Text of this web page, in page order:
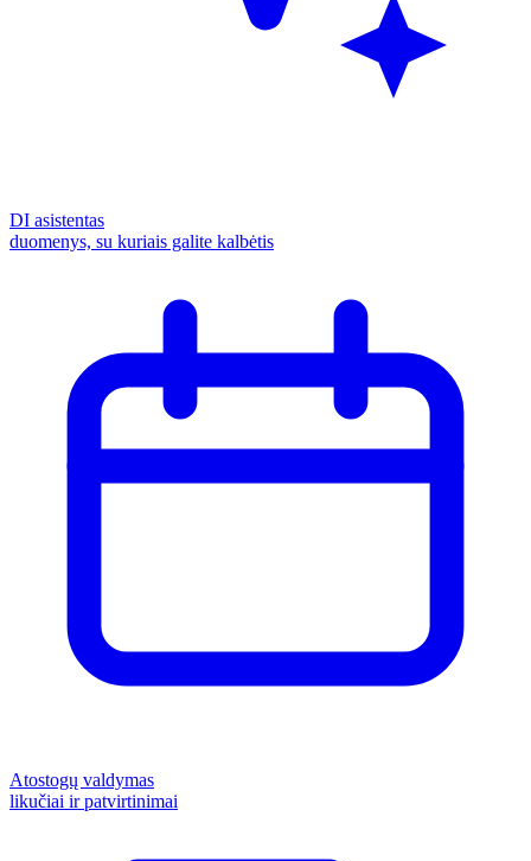
DI asistentas
duomenys, su kuriais galite kalbėtis
Atostogų valdymas
likučiai ir patvirtinimai